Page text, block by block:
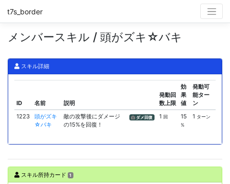
t7s_border
メンバースキル / 頭がズキ☆バキ
スキル詳細
ID 名前 説明
発動回
数上限
効
果
値
発動可
能ター
ン
1223
頭がズキ
☆バキ
敵の攻撃後にダメージ
の15%を回復！
ダメ回復 1回 15
%
1 ターン
スキル所持カード 1